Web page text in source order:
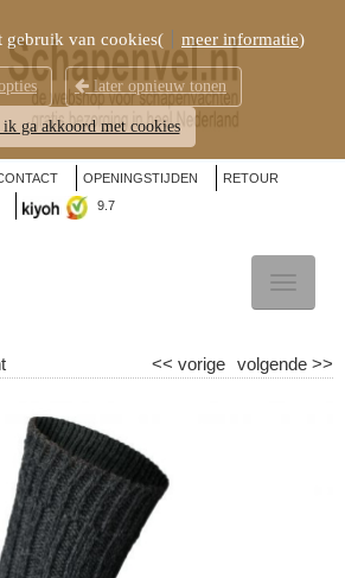
OPENINGSTIJDEN
RETOUR
9.7
volgende >>
<< vorige
gebruik van cookies( meer informatie)
later opnieuw tonen
ik ga akkoord met cookies